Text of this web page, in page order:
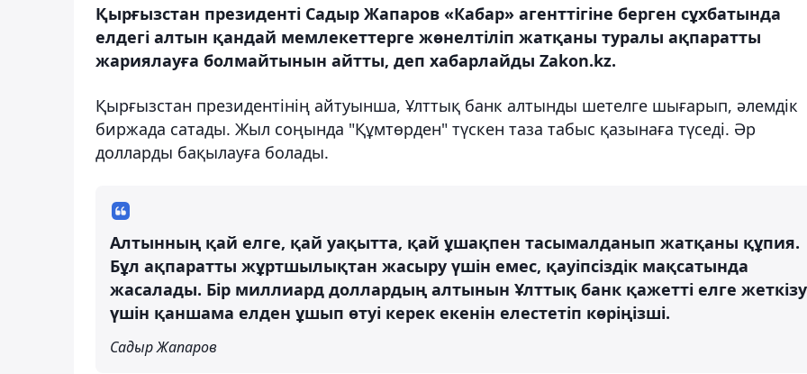
Қырғызстан президенті Садыр Жапаров «Кабар» агенттігіне берген сұхбатында
елдегі алтын қандай мемлекеттерге жөнелтіліп жатқаны туралы ақпаратты
жариялауға болмайтынын айтты, деп хабарлайды Zakon.kz.
Қырғызстан президентінің айтуынша, Ұлттық банк алтынды шетелге шығарып, әлемдік
биржада сатады. Жыл соңында "Құмтөрден" түскен таза табыс қазынаға түседі. Әр
долларды бақылауға болады.
Алтынның қай елге, қай уақытта, қай ұшақпен тасымалданып жатқаны құпия.
Бұл ақпаратты жұртшылықтан жасыру үшін емес, қауіпсіздік мақсатында
жасалады. Бір миллиард доллардың алтынын Ұлттық банк қажетті елге жеткізу
үшін қаншама елден ұшып өтуі керек екенін елестетіп көріңізші.
Садыр Жапаров